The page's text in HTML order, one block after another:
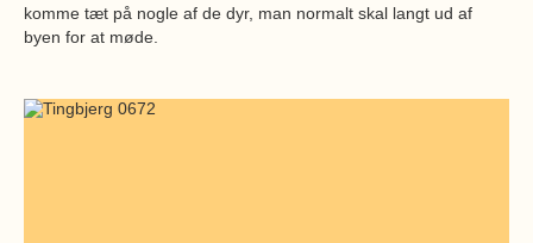
komme tæt på nogle af de dyr, man normalt skal langt ud af
byen for at møde.